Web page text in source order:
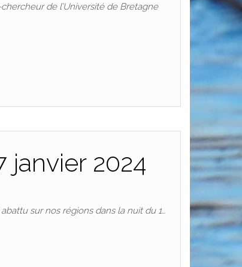
de l’Université de Bretagne
janvier 2024
sur nos régions dans la nuit du 1…